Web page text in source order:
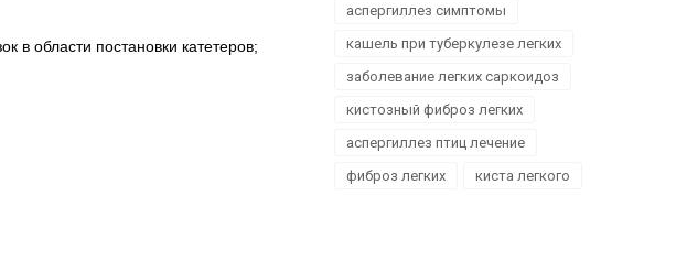
в области постановки катетеров;
аспергиллез симптомы
кашель при туберкулезе легких
заболевание легких саркоидоз
кистозный фиброз легких
аспергиллез птиц лечение
фиброз легких
киста легкого